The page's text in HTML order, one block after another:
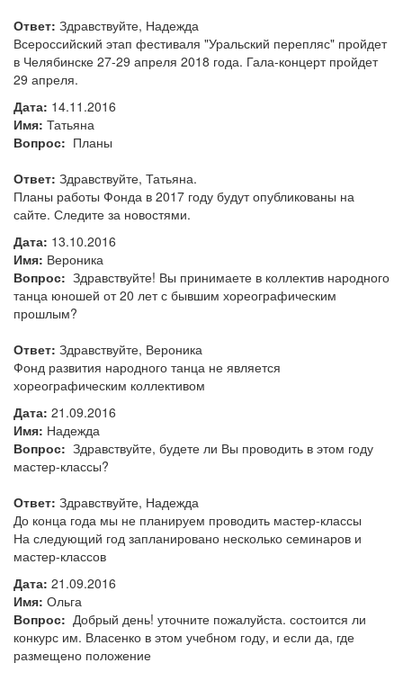
Ответ: Здравствуйте, Надежда
Всероссийский этап фестиваля "Уральский перепляс" пройдет
в Челябинске 27-29 апреля 2018 года. Гала-концерт пройдет
29 апреля.
Дата: 14.11.2016
Имя: Татьяна
Вопрос: Планы
Ответ: Здравствуйте, Татьяна.
Планы работы Фонда в 2017 году будут опубликованы на
сайте. Следите за новостями.
Дата: 13.10.2016
Имя: Вероника
Вопрос: Здравствуйте! Вы принимаете в коллектив народного
танца юношей от 20 лет с бывшим хореографическим
прошлым?
Ответ: Здравствуйте, Вероника
Фонд развития народного танца не является
хореографическим коллективом
Дата: 21.09.2016
Имя: Надежда
Вопрос: Здравствуйте, будете ли Вы проводить в этом году
мастер-классы?
Ответ: Здравствуйте, Надежда
До конца года мы не планируем проводить мастер-классы
На следующий год запланировано несколько семинаров и
мастер-классов
Дата: 21.09.2016
Имя: Ольга
Вопрос: Добрый день! уточните пожалуйста. состоится ли
конкурс им. Власенко в этом учебном году, и если да, где
размещено положение